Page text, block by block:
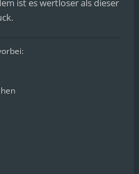
ist es wertloser als dieser